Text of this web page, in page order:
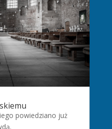
powiedziano już